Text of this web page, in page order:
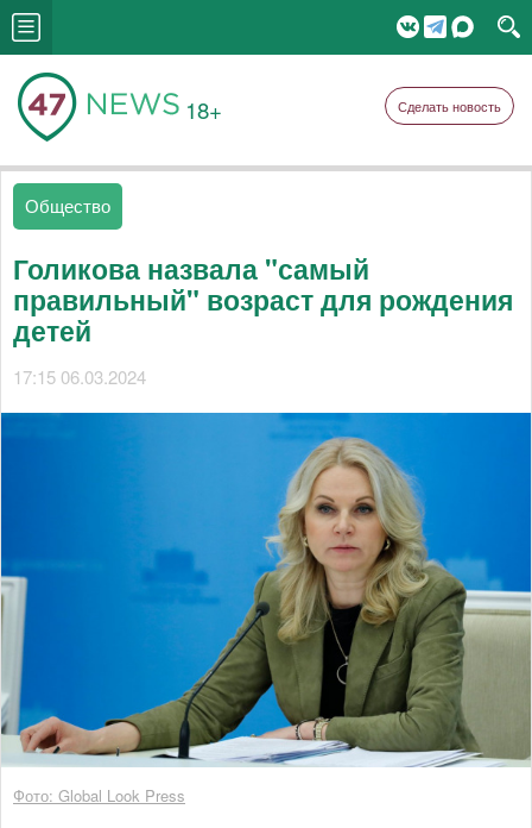
18+ Сделать новость
Общество
Голикова назвала "самый
правильный" возраст для рождения
детей
17:15 06.03.2024
Фото: Global Look Press